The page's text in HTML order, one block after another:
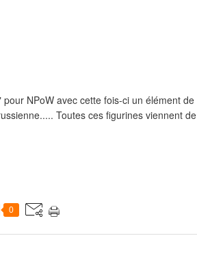
NPoW avec cette fois-ci un élément de
Toutes ces figurines viennent de
0